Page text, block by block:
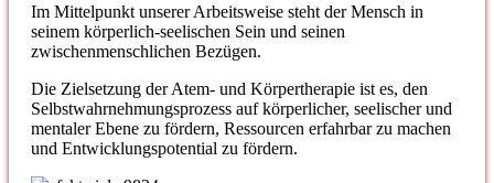
Im Mittelpunkt unserer Arbeitsweise steht der Mensch in
seinem körperlich-seelischen Sein und seinen
zwischenmenschlichen Bezügen.
Die Zielsetzung der Atem- und Körpertherapie ist es, den
Selbstwahrnehmungsprozess auf körperlicher, seelischer und
mentaler Ebene zu fördern, Ressourcen erfahrbar zu machen
und Entwicklungspotential zu fördern.